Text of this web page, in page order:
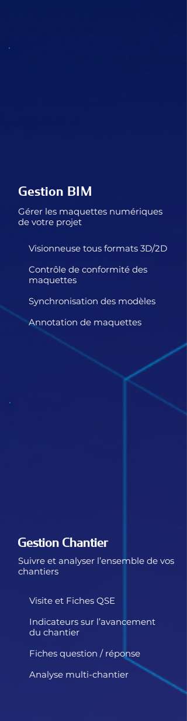
Gestion BIM
Gérer les maquettes numériques
de votre projet
Visionneuse tous formats 3D/2D
Contrôle de conformité des
maquettes
Synchronisation des modèles
Annotation de maquettes
Gestion Chantier
Suivre et analyser l’ensemble de vos
chantiers
Visite et Fiches QSE
Indicateurs sur l’avancement
du chantier
Fiches question / réponse
Analyse multi-chantier